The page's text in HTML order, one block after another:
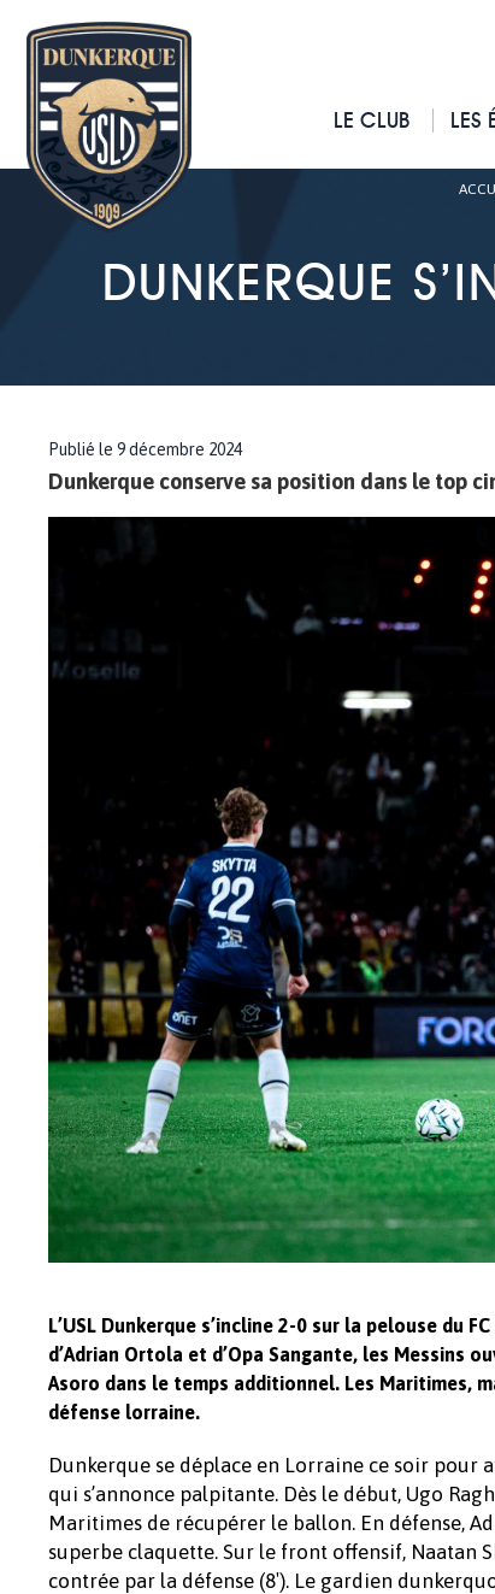
LE CLUB LES
DUNKERQUE
Publié le 9 décembre 2024
Dunkerque conserve sa position dans le top
L’USL Dunkerque s’incline 2-0 sur la pelouse du
d’Adrian Ortola et d’Opa Sangante, les Messins
Asoro dans le temps additionnel. Les Maritimes,
défense lorraine.
Dunkerque se déplace en Lorraine ce soir pour
qui s’annonce palpitante. Dès le début, Ugo
Maritimes de récupérer le ballon. En défense,
superbe claquette. Sur le front offensif, Naatan
contrée par la défense (8′). Le gardien